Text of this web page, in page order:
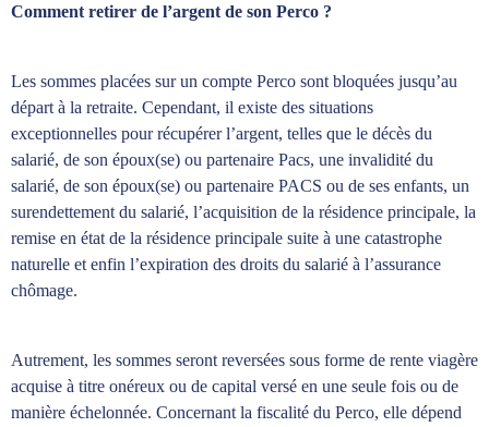
Comment retirer de l’argent de son Perco ?
Les sommes placées sur un compte Perco sont bloquées jusqu’au
départ à la retraite. Cependant, il existe des situations
exceptionnelles pour récupérer l’argent, telles que le décès du
salarié, de son époux(se) ou partenaire Pacs, une invalidité du
salarié, de son époux(se) ou partenaire PACS ou de ses enfants, un
surendettement du salarié, l’acquisition de la résidence principale, la
remise en état de la résidence principale suite à une catastrophe
naturelle et enfin l’expiration des droits du salarié à l’assurance
chômage.
Autrement, les sommes seront reversées sous forme de rente viagère
acquise à titre onéreux ou de capital versé en une seule fois ou de
manière échelonnée. Concernant la fiscalité du Perco, elle dépend